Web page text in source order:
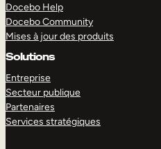
Docebo Help
Docebo Community
Mises à jour des produits
Solutions
Entreprise
Secteur publique
Partenaires
Services stratégiques